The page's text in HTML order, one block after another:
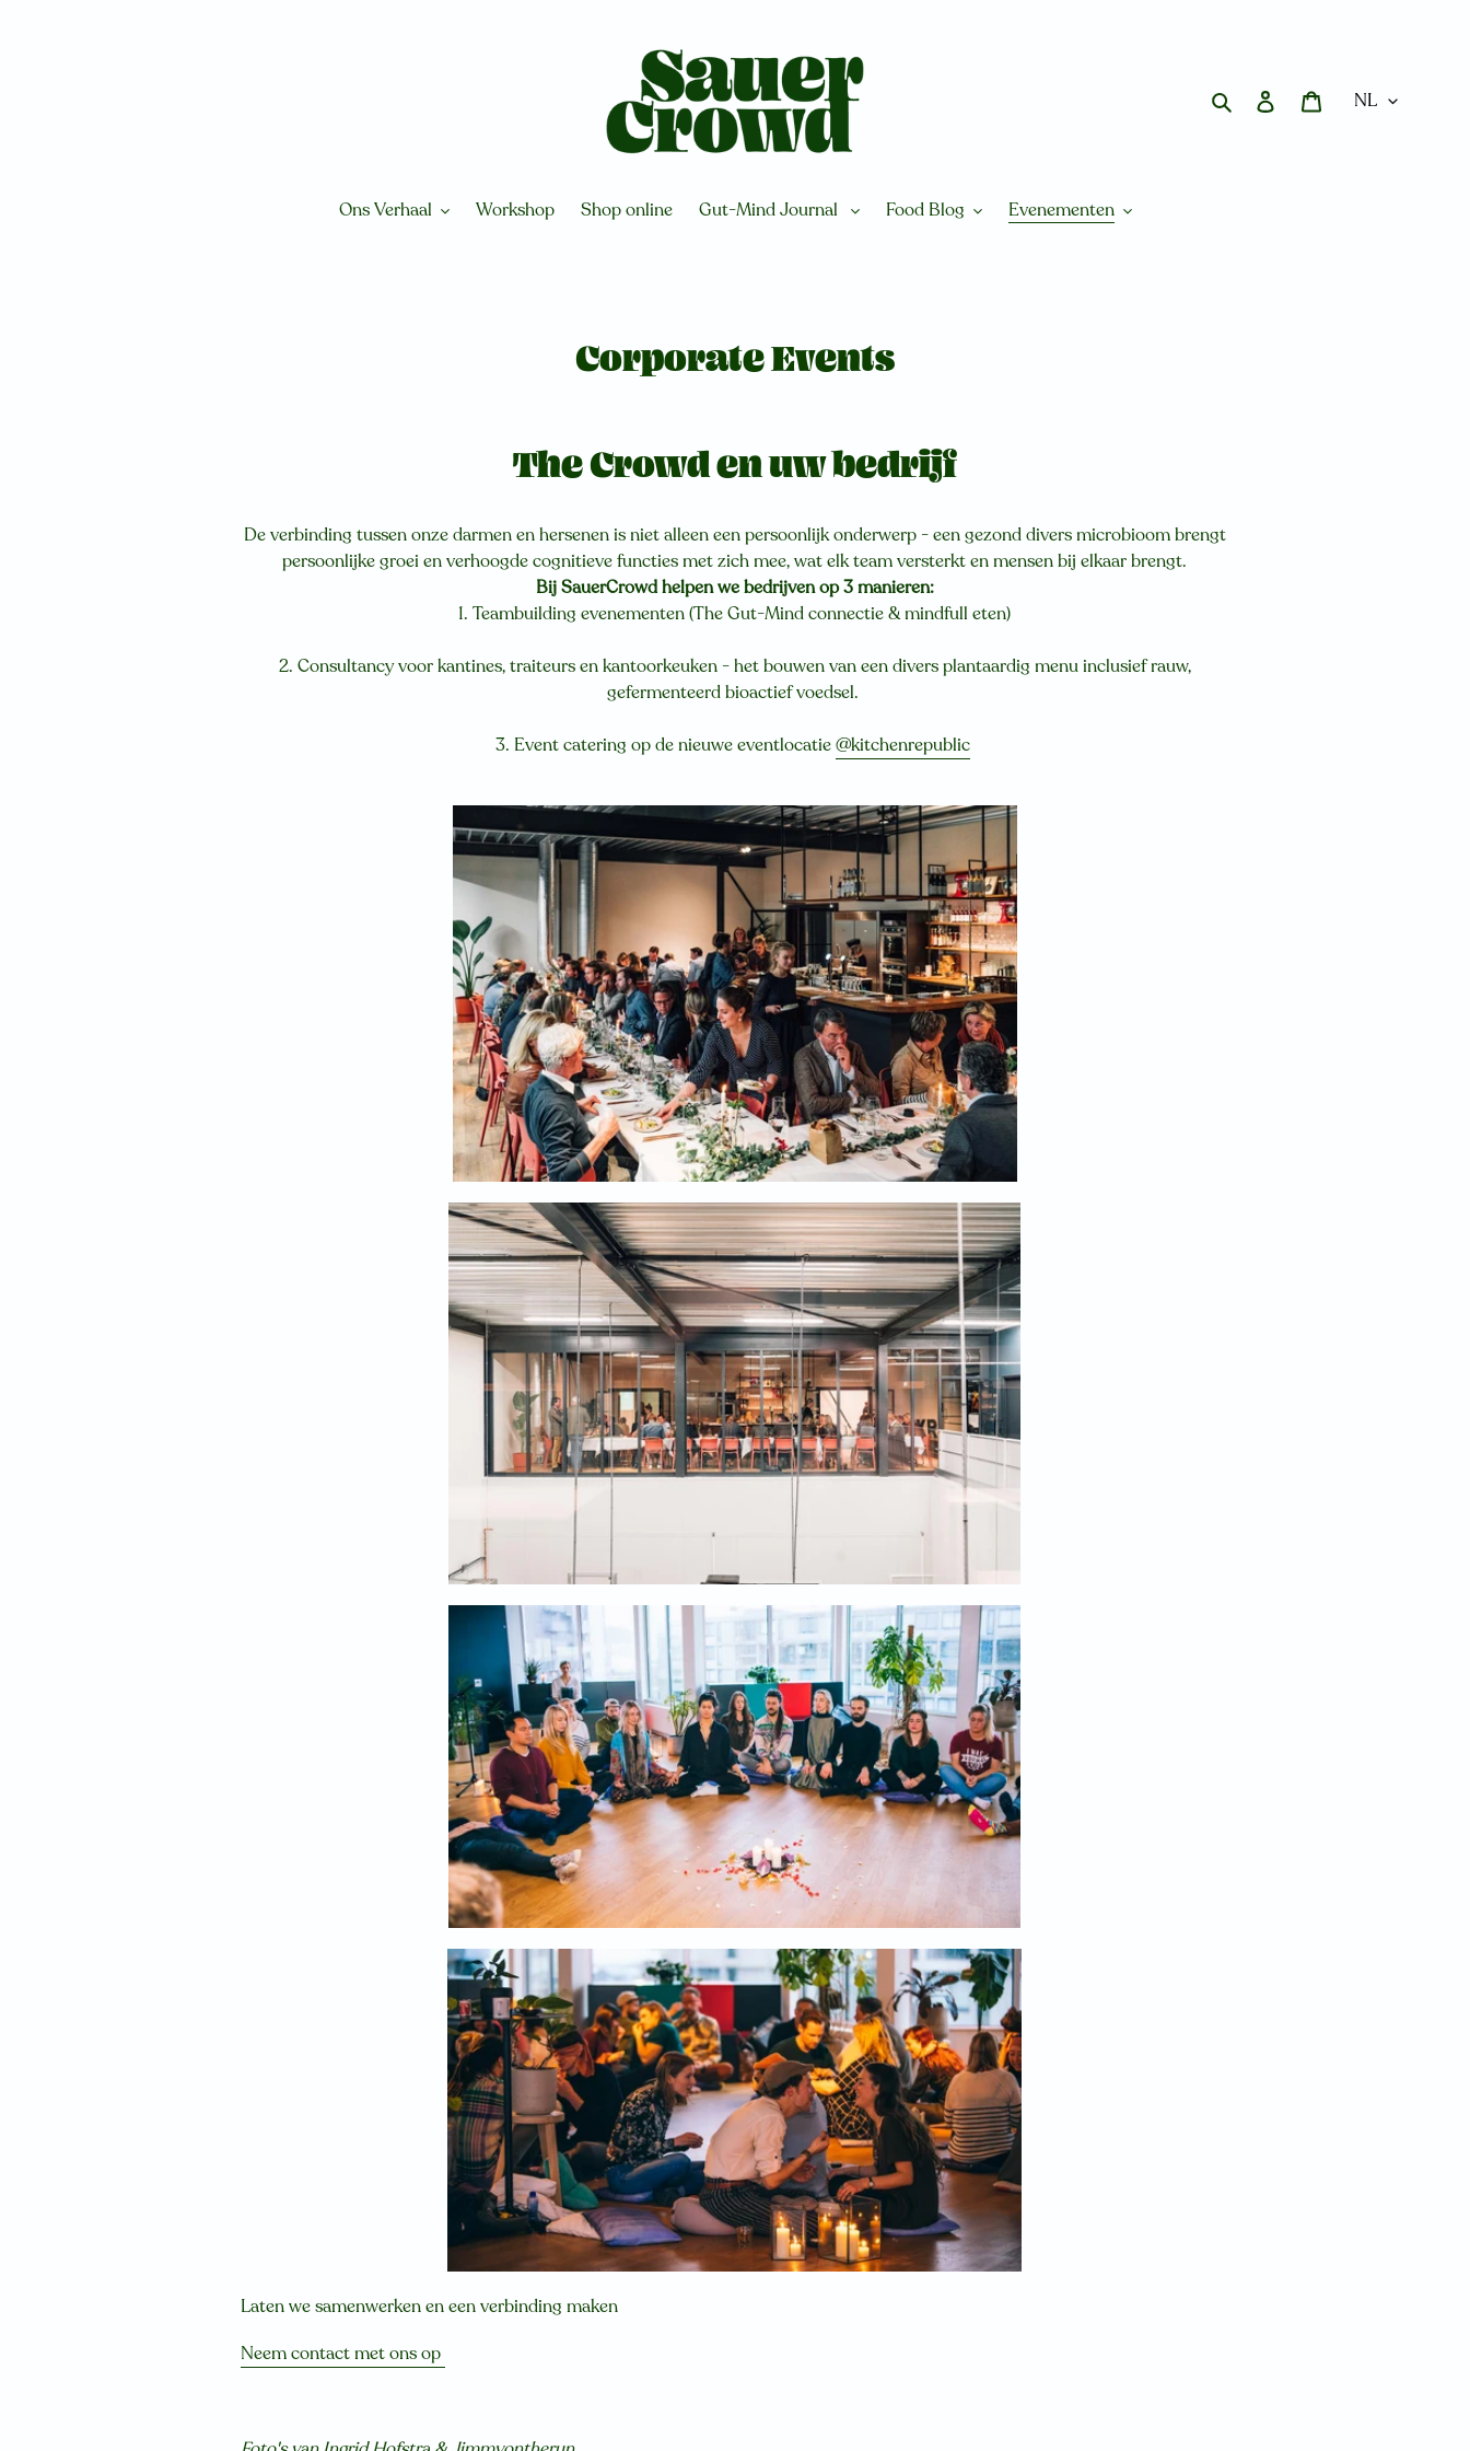
Zoeken AanmeldenWinkelwagen
Ons Verhaal Workshop Shop online Gut-Mind Journal Food Blog Evenementen
Corporate Events
The Crowd en uw bedrijf
De verbinding tussen onze darmen en hersenen is niet alleen een persoonlijk onderwerp - een gezond divers microbioom brengt
persoonlijke groei en verhoogde cognitieve functies met zich mee, wat elk team versterkt en mensen bij elkaar brengt.
Bij SauerCrowd helpen we bedrijven op 3 manieren:
1. Teambuilding evenementen (The Gut-Mind connectie & mindfull eten)
2. Consultancy voor kantines, traiteurs en kantoorkeuken - het bouwen van een divers plantaardig menu inclusief rauw,
gefermenteerd bioactief voedsel.
3. Event catering op de nieuwe eventlocatie@kitchenrepublic
Laten we samenwerken en een verbinding maken
Neem contact met ons op